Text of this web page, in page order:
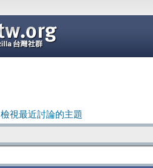
檢視最近討論的主題